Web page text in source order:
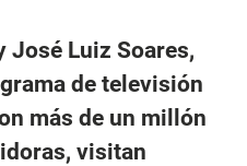
José Luiz Soares,
de televisión
más de un millón
visitan